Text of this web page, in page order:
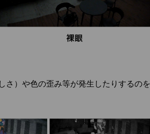
さ）や色の歪み等が発生したりするのを